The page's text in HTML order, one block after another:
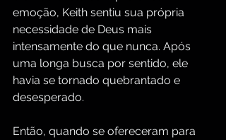
emoção, Keith sentiu sua própria
necessidade de Deus mais
intensamente do que nunca. Após
uma longa busca por sentido, ele
havia se tornado quebrantado e
desesperado.
Então, quando se ofereceram para